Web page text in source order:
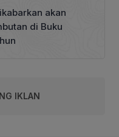
akan
di Buku
IKLAN